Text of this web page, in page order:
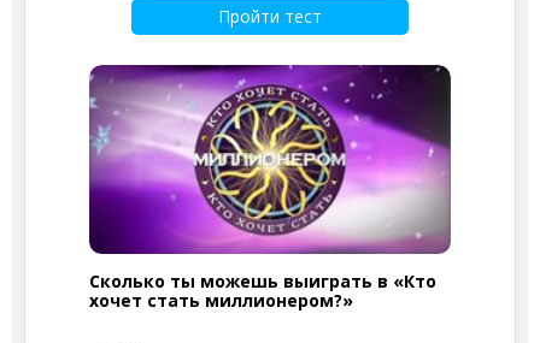
Пройти тест
Сколько ты можешь выиграть в «Кто
хочет стать миллионером?»